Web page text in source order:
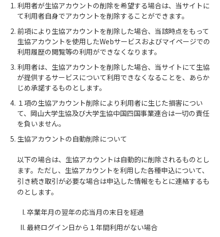
利用者が生協アカウントの削除を希望する場合は、当サイトに
て利用者自身でアカウントを削除することができます。
前項により生協アカウントを削除した場合、当該時点をもって
生協アカウントを使用したWebサービスおよびマイページでの
利用履歴の閲覧等の利用ができなくなります。
利用者は、生協アカウントを削除した場合、当サイトにて生協
が提供するサービスについて利用できなくなることを、あらか
じめ承諾するものとします。
１項の生協アカウント削除により利用者に生じた損害につい
て、岡山大学生協及び大学生協中国四国事業連合は一切の責任
を負いません。
生協アカウントの自動削除について
以下の場合は、生協アカウントは自動的に削除されるものとし
ます。ただし、生協アカウントを利用した各種申込について、
引き続き取引が必要な場合は申込した情報をもとに連絡するも
のとします。
卒業年月の翌年の応当月の末日を経過
最終ログイン日から１年間利用がない場合